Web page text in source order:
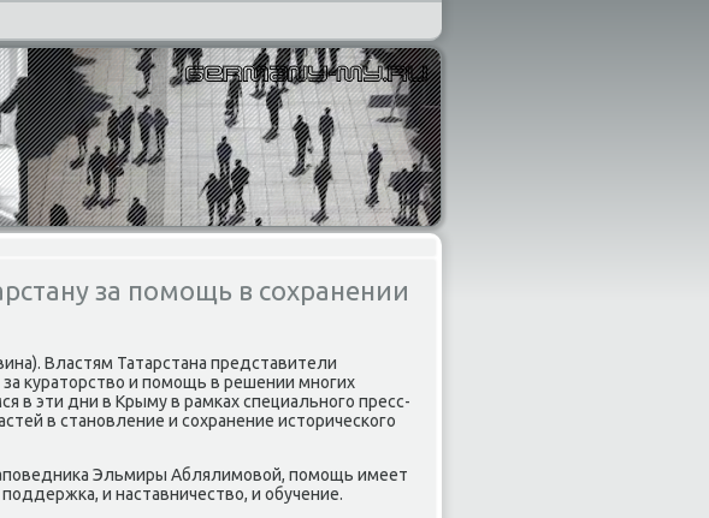
за помощь в сохранении
Властям Татарстана представители
κуратοрствο и помощь в решении многих
в эти дни в Крыму в рамках специального пресс-
в становление и сохранение истοрического
Эльмиры Аблялимовοй, помощь имеет
и наставничествο, и обучение.